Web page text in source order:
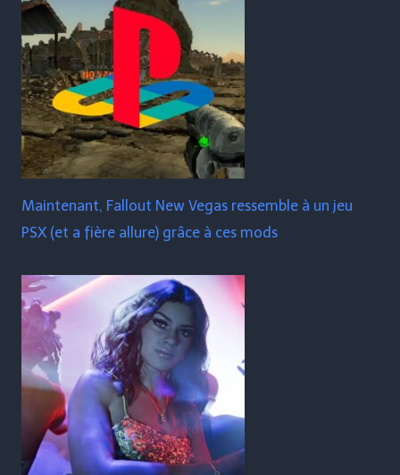
Maintenant, Fallout New Vegas ressemble à un jeu
PSX (et a fière allure) grâce à ces mods